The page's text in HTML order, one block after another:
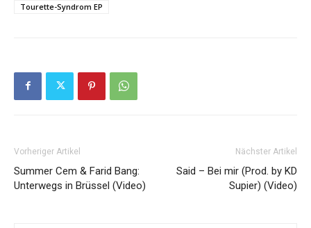
Tourette-Syndrom EP
Vorheriger Artikel
Summer Cem & Farid Bang:
Unterwegs in Brüssel (Video)
Nächster Artikel
Said – Bei mir (Prod. by KD
Supier) (Video)